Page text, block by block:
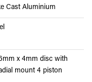
Cast Aluminium
x 4mm disc with
mount 4 piston